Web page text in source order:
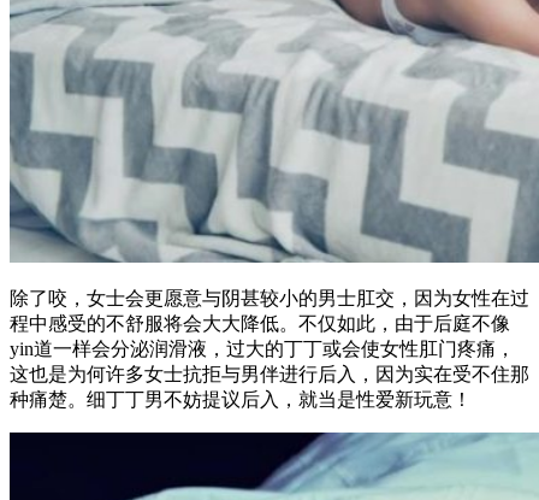
除了咬，女士会更愿意与阴甚较小的男士肛交，因为女性在过
程中感受的不舒服将会大大降低。不仅如此，由于后庭不像
yin道一样会分泌润滑液，过大的丁丁或会使女性肛门疼痛，
这也是为何许多女士抗拒与男伴进行后入，因为实在受不住那
种痛楚。细丁丁男不妨提议后入，就当是性爱新玩意！